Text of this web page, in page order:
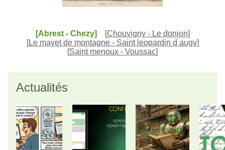
[Abrest - Chezy] [Chouvigny - Le donjon]
[Le mayet de montagne - Saint leopardin d augy]
[Saint menoux - Voussac]
Actualités